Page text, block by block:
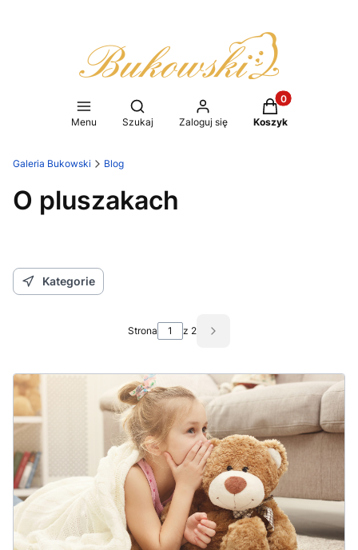
Menu
Otwórz wyszukiwarkę
Szukaj Zaloguj się
Produkty w
Koszyk
Galeria Bukowski Blog
O pluszakach
Kategorie
Strona z 2 Następne wpisy